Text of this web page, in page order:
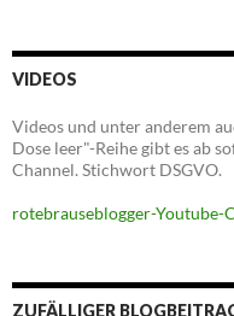
VIDEOS
Videos und unter anderem
Dose leer"-Reihe gibt es ab
Channel. Stichwort DSGVO.
rotebrauseblogger-Youtube-
ZUFÄLLIGER